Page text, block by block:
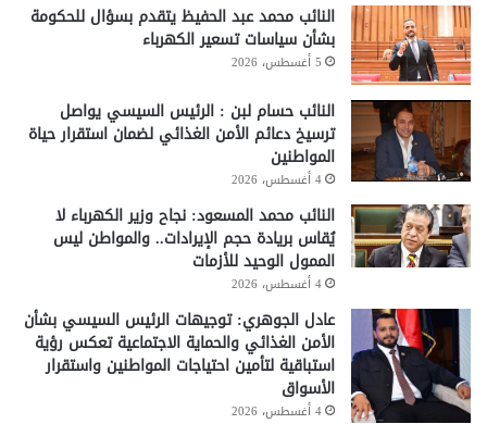
النائب محمد عبد الحفيظ يتقدم بسؤال للحكومة
بشأن سياسات تسعير الكهرباء
5 أغسطس، 2026
النائب حسام لبن : الرئيس السيسي يواصل
ترسيخ دعائم الأمن الغذائي لضمان استقرار حياة
المواطنين
4 أغسطس، 2026
النائب محمد المسعود: نجاح وزير الكهرباء لا
يُقاس بريادة حجم الإيرادات.. والمواطن ليس
الممول الوحيد للأزمات
4 أغسطس، 2026
عادل الجوهري: توجيهات الرئيس السيسي بشأن
الأمن الغذائي والحماية الاجتماعية تعكس رؤية
استباقية لتأمين احتياجات المواطنين واستقرار
الأسواق
4 أغسطس، 2026